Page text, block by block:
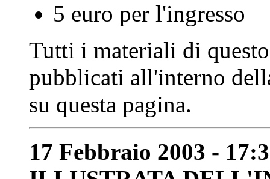
5 euro per l'ingresso
Tutti i materiali di
pubblicati all'interno
su questa pagina.
17 Febbraio 2003 -